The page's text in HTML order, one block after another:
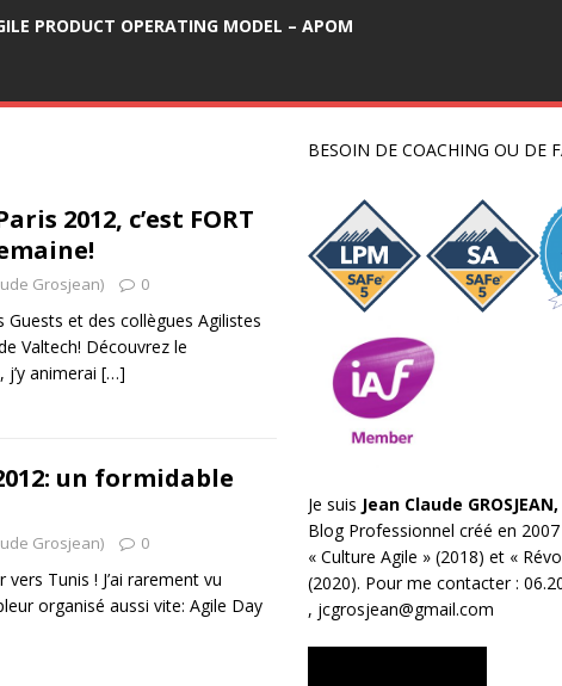
PRODUCT OPERATING MODEL – APOM
2012, c’est FORT
Grosjean) 0
et des collègues Agilistes
Valtech! Découvrez le
animerai […]
un formidable
Grosjean) 0
Tunis ! J’ai rarement vu
organisé aussi vite: Agile Day
BESOIN DE COACHING OU DE
Je suis Jean Claude GROSJEAN,
Blog Professionnel créé en
« Culture Agile » (2018) et «
(2020). Pour me contacter :
, jcgrosjean@gmail.com